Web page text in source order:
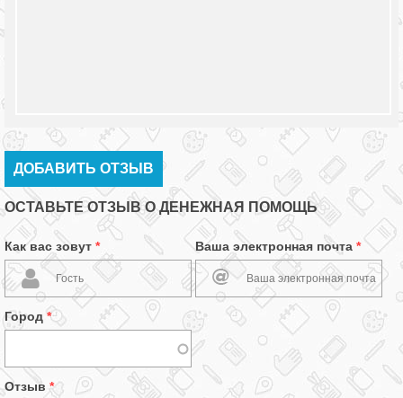
ДОБАВИТЬ ОТЗЫВ
ОСТАВЬТЕ ОТЗЫВ О ДЕНЕЖНАЯ ПОМОЩЬ
Как вас зовут * Ваша электронная почта *
Город *
Отзыв *